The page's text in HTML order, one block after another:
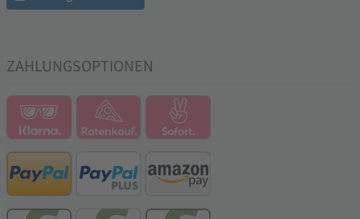
ZAHLUNGSOPTIONEN